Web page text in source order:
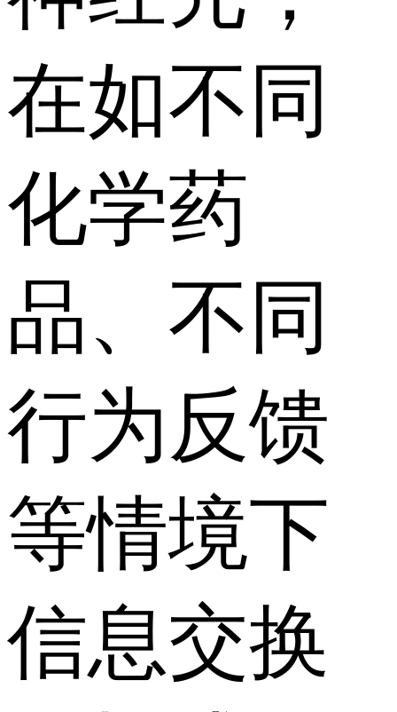
在如不同
化学药
品、不同
行为反馈
等情境下
信息交换